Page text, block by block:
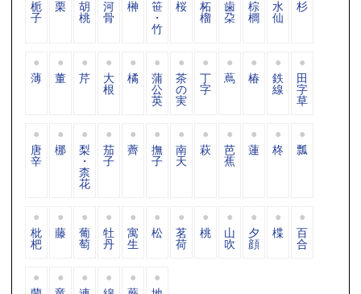
栀
子
栗 胡
桃
河
骨
榊 笹
・
竹
桜 柘
榴
歯
朶
棕
櫚
水
仙
杉
薄 董 芹 大
根
橘 蒲
公
英
茶
の
実
丁
字
蔦 椿 鉄
線
田
字
草
唐
辛
梛 梨
・
柰
花
茄
子
薺 撫
子
南
天
萩 芭
蕉
蓮 柊 瓢
枇
杷
藤 葡
萄
牡
丹
寓
生
松 茗
荷
桃 山
吹
夕
顔
楪 百
合